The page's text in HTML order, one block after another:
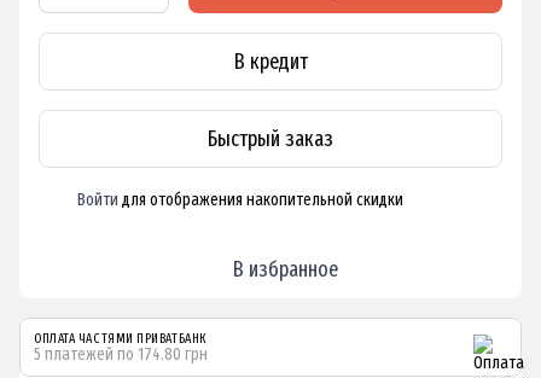
В кредит
Быстрый заказ
Войти для отображения накопительной скидки
В избранное
ОПЛАТА ЧАСТЯМИ ПРИВАТБАНК
5 платежей по 174.80 грн